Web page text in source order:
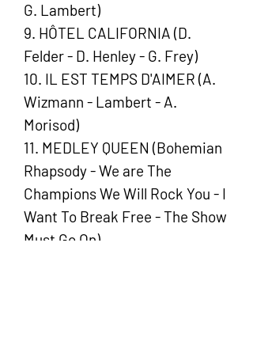
G. Lambert)
9. HÔTEL CALIFORNIA (D.
Felder - D. Henley - G. Frey)
10. IL EST TEMPS D'AIMER (A.
Wizmann - Lambert - A.
Morisod)
11. MEDLEY QUEEN (Bohemian
Rhapsody - We are The
Champions We Will Rock You - I
Want To Break Free - The Show
Must Go On)